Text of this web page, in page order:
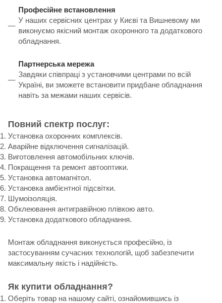
Професійне встановлення
У наших сервісних центрах у Києві та Вишневому ми
виконуємо якісний монтаж охоронного та додаткового
обладнання.
Партнерська мережа
Завдяки співпраці з установчими центрами по всій
Україні, ви зможете встановити придбане обладнання
навіть за межами наших сервісів.
Повний спектр послуг:
Установка охоронних комплексів.
Аварійне відключення сигналізацій.
Виготовлення автомобільних ключів.
Покращення та ремонт автооптики.
Установка автомагнітол.
Установка амбієнтної підсвітки.
Шумоізоляція.
Обклеювання антигравійною плівкою авто.
Установка додаткового обладнання.
Монтаж обладнання виконується професійно, із
застосуванням сучасних технологій, щоб забезпечити
максимальну якість і надійність.
Як купити обладнання?
Оберіть товар на нашому сайті, ознайомившись із